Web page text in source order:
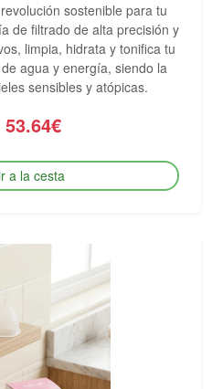
sostenible para tu
de filtrado de alta precisión y
limpia, hidrata y tonifica tu
agua y energía, siendo la
sensibles y atópicas.
53.64€
a la cesta